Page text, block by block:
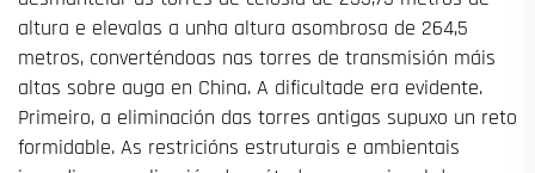
altura e elevalas a unha altura asombrosa de 264,5
metros, converténdoas nas torres de transmisión máis
altas sobre auga en China. A dificultade era evidente.
Primeiro, a eliminación das torres antigas supuxo un reto
formidable. As restricións estruturais e ambientais